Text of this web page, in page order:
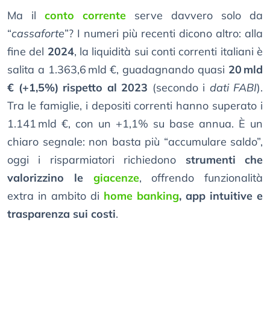
Ma il conto corrente serve davvero solo da
“cassaforte”? I numeri più recenti dicono altro: alla
fine del 2024, la liquidità sui conti correnti italiani è
salita a 1.363,6 mld €, guadagnando quasi 20 mld
€ (+1,5%) rispetto al 2023 (secondo i dati FABI).
Tra le famiglie, i depositi correnti hanno superato i
1.141 mld €, con un +1,1% su base annua. È un
chiaro segnale: non basta più “accumulare saldo”,
oggi i risparmiatori richiedono strumenti che
valorizzino le giacenze, offrendo funzionalità
extra in ambito di home banking, app intuitive e
trasparenza sui costi.